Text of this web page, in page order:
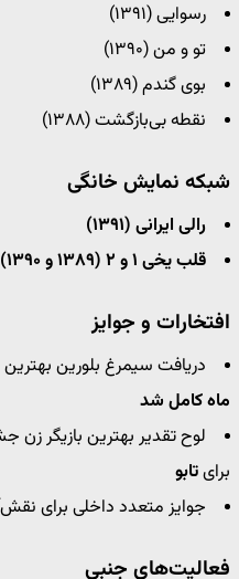
رسوایی (۱۳۹۱)
تو و من (۱۳۹۰)
بوی گندم (۱۳۸۹)
نقطه بی‌بازگشت (۱۳۸۸)
شبکه نمایش خانگی
رالی ایرانی (۱۳۹۱)
قلب یخی ۱ و ۲ (۱۳۸۹ و ۱۳۹۰)
افتخارات و جوایز
دریافت سیمرغ بلورین بهترین
ماه کامل شد
لوح تقدیر بهترین بازیگر زن
برایتابو
جوایز متعدد داخلی برای
فعالیت‌های جنبی